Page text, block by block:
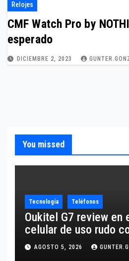
Relojes
CMF Watch Pro by
esperado
DICIEMBRE 2, 2023
You missed
Tecnología Teléfonos
Oukitel G7 review en
celular de uso rudo
10,600 mAh
AGOSTO 5, 2026